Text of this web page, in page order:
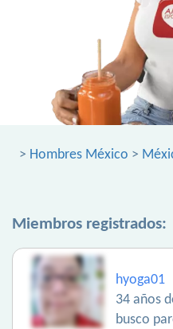
> Hombres México >
Miembros registrados:
hyoga01
34 años
busco